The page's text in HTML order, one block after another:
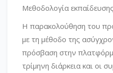
Μεθοδολογία εκπαίδευσης
Η παρακολούθηση του
με τη μέθοδο της
πρόσβαση στην
τρίμηνη διάρκεια και οι